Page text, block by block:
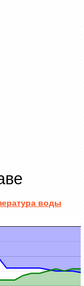
воды